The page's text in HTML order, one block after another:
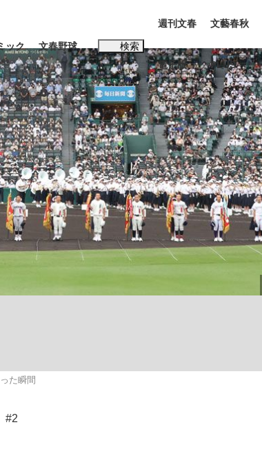
読書
めて明かした日本代表監督に...
ルたち
ック 文春野球 検索
週刊文春
電子版
文藝春秋
PLUS
た瞬間
#2